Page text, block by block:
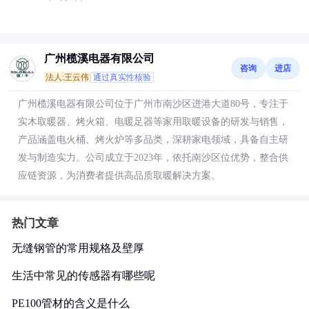
广州榄溪电器有限公司
法人:王云伟 通过真实性核验
咨询 进店
广州榄溪电器有限公司位于广州市南沙区进港大道80号，专注于
实木取暖器、烤火箱、电暖足器等家用取暖设备的研发与销售，
产品涵盖电火桶、烤火炉等多品类，深耕家电领域，具备自主研
发与制造实力。公司成立于2023年，依托南沙区位优势，整合供
应链资源，为消费者提供高品质取暖解决方案。
热门文章
无缝钢管的常用规格及壁厚
生活中常见的传感器有哪些呢
PE100管材的含义是什么